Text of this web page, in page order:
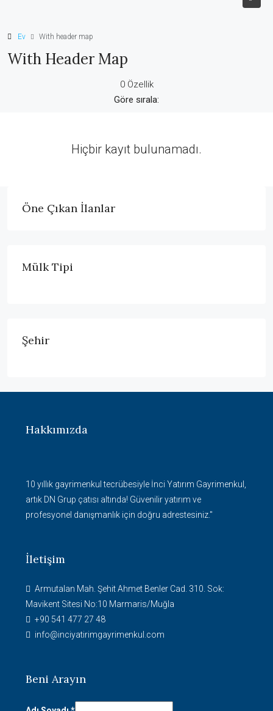
Ev With header map
With Header Map
0 Özellik
Göre sırala:
Hiçbir kayıt bulunamadı.
Öne Çıkan İlanlar
Mülk Tipi
Şehir
Hakkımızda
10 yıllık gayrimenkul tecrübesiyle İnci Yatırım Gayrimenkul,
artık DN Grup çatısı altında! Güvenilir yatırım ve
profesyonel danışmanlık için doğru adrestesiniz."
İletişim
Armutalan Mah. Şehit Ahmet Benler Cad. 310. Sok:
Mavikent Sitesi No:10 Marmaris/Muğla
+90 541 477 27 48
info@inciyatirimgayrimenkul.com
Beni Arayın
Soyadı